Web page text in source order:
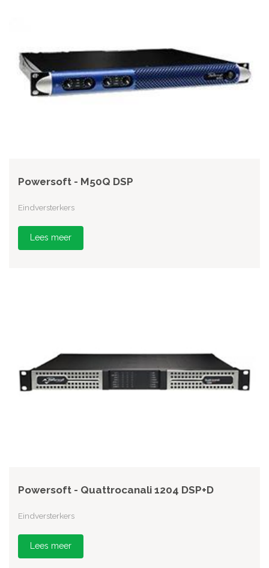
Powersoft - M50Q DSP
Eindversterkers
Lees meer
Powersoft - Quattrocanali 1204 DSP+D
Eindversterkers
Lees meer